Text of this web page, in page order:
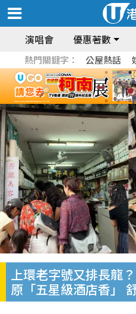
演唱會 優惠著數
熱門關鍵字： 公屋熱話
上環老字號又排長龍
原「五星級酒店香」